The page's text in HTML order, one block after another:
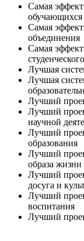
Самая
обучающихся
Самая
объединения
Самая
Лучшая
Лучшая
Лучший
Лучший
научной
Лучший
образования
Лучший
образа жизни
Лучший
досуга и
Лучший
воспитания
Лучший